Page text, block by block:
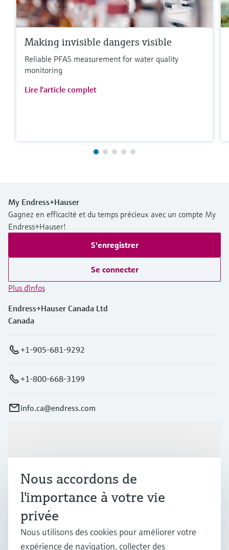
Making invisible dangers visible
Reliable PFAS measurement for water quality
monitoring
Lire l'article complet
My Endress+Hauser
Gagnez en efficacité et du temps précieux avec un compte My
Endress+Hauser!
S'enregistrer
Se connecter
Plus d'infos
Endress+Hauser Canada Ltd
Canada
+1-905-681-9292
+1-800-668-3199
info.ca@endress.com
Industries
Support
Nous accordons de
l'importance à votre vie
privée
Nous utilisons des cookies pour améliorer votre
expérience de navigation, collecter des